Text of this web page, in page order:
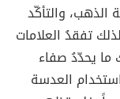
والتأكّد
تفقدُ العلامات
ما يحدّدُ صفاء
العدسة